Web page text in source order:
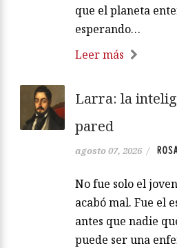
que el planeta
esperando…
Leer más
Larra: la
pared
agosto 07, 2026 /
No fue solo el
acabó mal. Fue el
antes que nadie
puede ser una